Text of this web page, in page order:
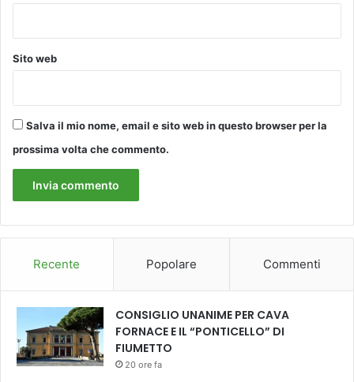
d
m
e
n
i
c
r
e
Sito web
Salva il mio nome, email e sito web in questo browser per la
prossima volta che commento.
Recente Popolare Commenti
CONSIGLIO UNANIME PER CAVA
FORNACE E IL “PONTICELLO” DI
FIUMETTO
20 ore fa